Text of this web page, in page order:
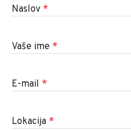
Naslov *
Vaše ime *
E-mail *
Lokacija *